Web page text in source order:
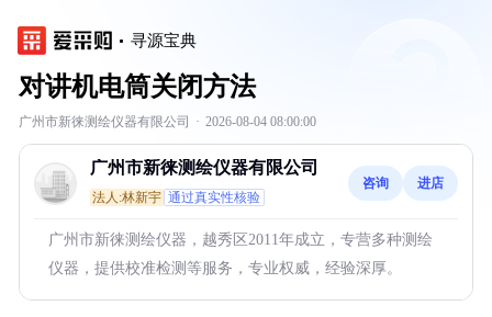
寻源宝典
对讲机电筒关闭方法
广州市新徕测绘仪器有限公司 · 2026-08-04 08:00:00
广州市新徕测绘仪器有限公司
法人:林新宇 通过真实性核验
咨询 进店
广州市新徕测绘仪器，越秀区2011年成立，专营多种测绘
仪器，提供校准检测等服务，专业权威，经验深厚。